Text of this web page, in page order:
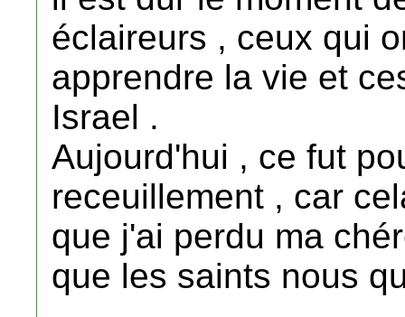
éclaireurs , ceux qui
apprendre la vie et
Israel .
Aujourd'hui , ce fut
receuillement , car
que j'ai perdu ma
que les saints nous